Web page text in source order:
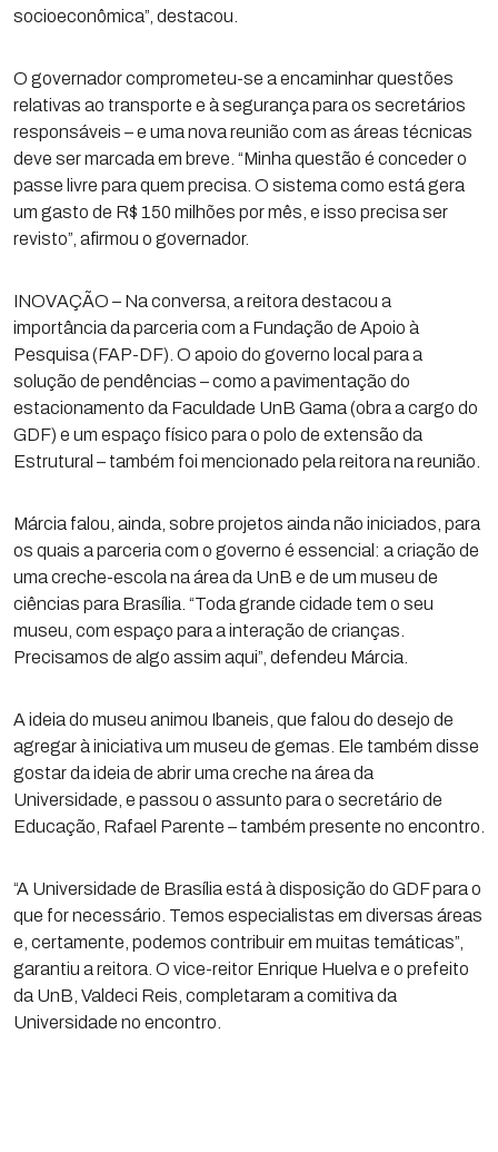
socioeconômica”, destacou.
O governador comprometeu-se a encaminhar questões
relativas ao transporte e à segurança para os secretários
responsáveis – e uma nova reunião com as áreas técnicas
deve ser marcada em breve. “Minha questão é conceder o
passe livre para quem precisa. O sistema como está gera
um gasto de R$ 150 milhões por mês, e isso precisa ser
revisto”, afirmou o governador.
INOVAÇÃO – Na conversa, a reitora destacou a
importância da parceria com a Fundação de Apoio à
Pesquisa (FAP-DF). O apoio do governo local para a
solução de pendências – como a pavimentação do
estacionamento da Faculdade UnB Gama (obra a cargo do
GDF) e um espaço físico para o polo de extensão da
Estrutural – também foi mencionado pela reitora na reunião.
Márcia falou, ainda, sobre projetos ainda não iniciados, para
os quais a parceria com o governo é essencial: a criação de
uma creche-escola na área da UnB e de um museu de
ciências para Brasília. “Toda grande cidade tem o seu
museu, com espaço para a interação de crianças.
Precisamos de algo assim aqui”, defendeu Márcia.
A ideia do museu animou Ibaneis, que falou do desejo de
agregar à iniciativa um museu de gemas. Ele também disse
gostar da ideia de abrir uma creche na área da
Universidade, e passou o assunto para o secretário de
Educação, Rafael Parente – também presente no encontro.
“A Universidade de Brasília está à disposição do GDF para o
que for necessário. Temos especialistas em diversas áreas
e, certamente, podemos contribuir em muitas temáticas”,
garantiu a reitora. O vice-reitor Enrique Huelva e o prefeito
da UnB, Valdeci Reis, completaram a comitiva da
Universidade no encontro.